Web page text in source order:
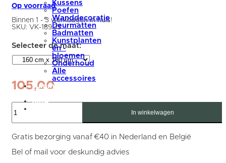
Kussens
Poefen
Wanddecoratie
Deurmatten
Badmatten
Kunstplanten
en -
bloemen
Onderhoud
Alle
accessoires
summer
blog
Op voorraad
Binnen 1 - 3 werkdagen in huis!
SKU: VK-18903
105,00
Ova
cm
In winkelwagen
Gratis bezorging vanaf €40 in Nederland en België
Bel of mail voor deskundig advies